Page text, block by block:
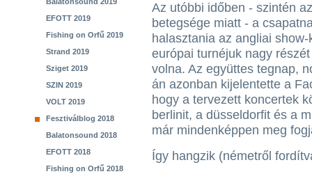
EFOTT 2019
Fishing on Orfű 2019
Strand 2019
Sziget 2019
SZIN 2019
VOLT 2019
Fesztiválblog 2018
Balatonsound 2018
EFOTT 2018
Fishing on Orfű 2018
Az utóbbi időben - szintén
betegsége miatt - a
halasztania az angliai
európai turnéjuk nagy
volna. Az együttes tegnap,
án azonban kijelentette a
hogy a tervezett koncertek
berlinit, a düsseldorfit és a
már mindenképpen meg
Így hangzik (németről